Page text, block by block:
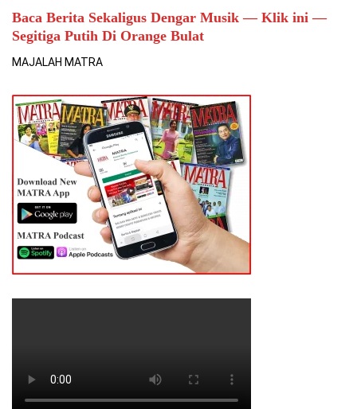
Baca Berita Sekaligus Dengar Musik — Klik ini —
Segitiga Putih Di Orange Bulat
MAJALAH MATRA